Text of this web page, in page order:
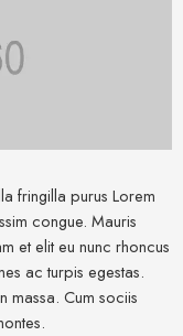
fringilla purus Lorem
congue. Mauris
et elit eu nunc rhoncus
ac turpis egestas.
Cum sociis